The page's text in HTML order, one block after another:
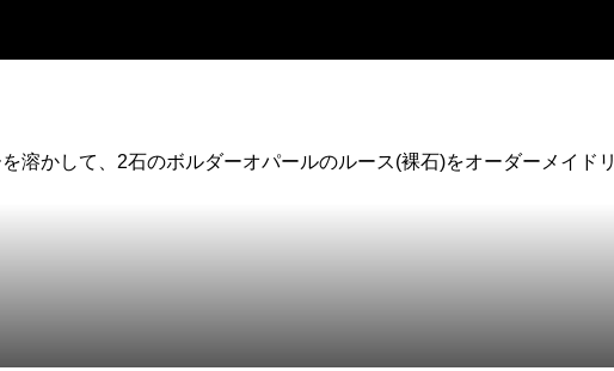
溶かして、2石のボルダーオパールのルース(裸石)をオーダーメイド